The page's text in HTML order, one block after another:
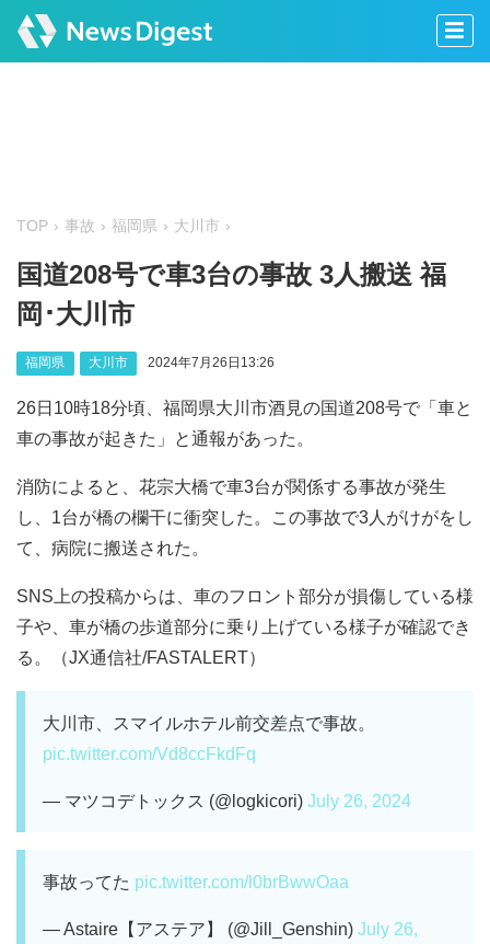
TOP 事故 福岡県 大川市
国道208号で車3台の事故 3人搬送 福
岡･大川市
福岡県 大川市 2024年7月26日13:26
26日10時18分頃、福岡県大川市酒見の国道208号で「車と
車の事故が起きた」と通報があった。
消防によると、花宗大橋で車3台が関係する事故が発生
し、1台が橋の欄干に衝突した。この事故で3人がけがをし
て、病院に搬送された。
SNS上の投稿からは、車のフロント部分が損傷している様
子や、車が橋の歩道部分に乗り上げている様子が確認でき
る。（JX通信社/FASTALERT）
大川市、スマイルホテル前交差点で事故。
pic.twitter.com/Vd8ccFkdFq
— マツコデトックス (@logkicori) July 26, 2024
事故ってた pic.twitter.com/l0brBwwOaa
— Astaire【アステア】 (@Jill_Genshin) July 26,